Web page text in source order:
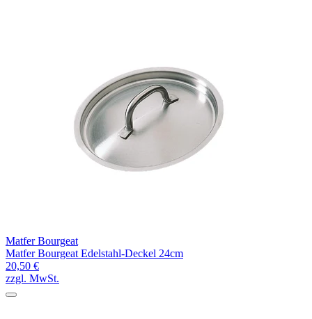
Matfer Bourgeat
Matfer Bourgeat Edelstahl-Deckel 24cm
20,50 €
zzgl. MwSt.